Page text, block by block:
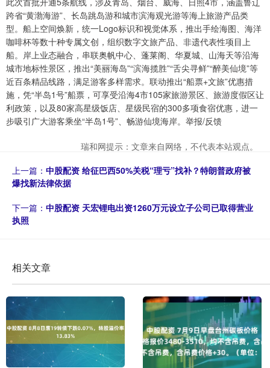
跨省“黄渤海游”、长岛跳岛游和城市滨海观光游等海上旅游产品类
型。船上空间焕新，统一Logo标识和视觉体系，推出手绘海图、海洋
咖啡杯等数十种专属文创，组织数字文旅产品、非遗代表性项目上
船。岸上业态融合，串联奥帆中心、蓬莱阁、华夏城、山海天等沿海
城市地标性景区，推出“美丽海岛”“滨海揽胜”“舌尖寻鲜”“醉美仙境”等
近百条精品线路，满足游客多样需求。联动推出“船票+文旅”优惠措
施，凭“半岛1号”船票，可享受沿海4市105家旅游景区、旅游度假区让
利政策，以及80家高星级饭店、星级民宿的300多项食宿优惠，进一
步吸引广大游客乘坐“半岛1号”、畅游仙境海岸。举报/反馈
瑞和网提示：文章来自网络，不代表本站观点。
上一篇： 中股配资 给征巴西50%关税“理亏”找补？特朗普政府被
爆找新法律依据
下一篇： 中股配资 天宏锂电出资1260万元设立子公司已取得营业
执照
相关文章